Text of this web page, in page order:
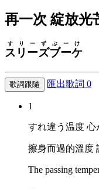
再一次 綻放光
スリーズ
すりーず
ブーケ
ぶーけ
歌詞跟隨 匯出歌詞 0
1
すれ違う温度
擦身而過的溫度
The passing